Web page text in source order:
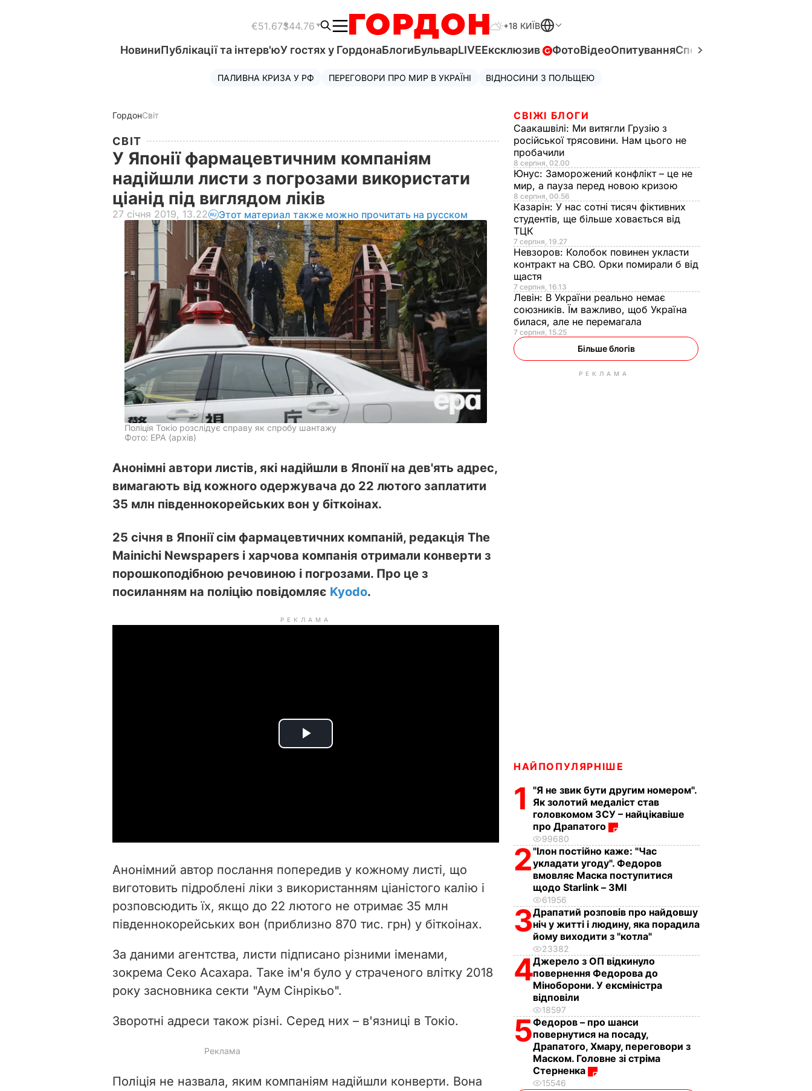
€51.67$44.76 +18 КИЇВ
НовиниПублікації та інтерв'юУ гостях у ГордонаБлогиБульварLIVEЕксклюзив ФотоВідеоОпитуванняСпецпроєкти
ПАЛИВНА КРИЗА У РФ ПЕРЕГОВОРИ ПРО МИР В УКРАЇНІ ВІДНОСИНИ З ПОЛЬЩЕЮ
ГордонСвіт
СВІТ
У Японії фармацевтичним компаніям
надійшли листи з погрозами використати
ціанід під виглядом ліків
27 січня 2019, 13.22 Этот материал также можно прочитать на русском
Поліція Токіо розслідує справу як спробу шантажу
Фото: ЕРА (архів)
Анонімні автори листів, які надійшли в Японії на дев'ять адрес,
вимагають від кожного одержувача до 22 лютого заплатити
35 млн південнокорейських вон у біткоінах.
25 січня в Японії сім фармацевтичних компаній, редакція The
Mainichi Newspapers і харчова компанія отримали конверти з
порошкоподібною речовиною і погрозами. Про це з
посиланням на поліцію повідомляє Kyodo.
РЕКЛАМА
P
i
d
o
Анонімний автор послання попередив у кожному листі, що
виготовить підроблені ліки з використанням ціаністого калію і
розповсюдить їх, якщо до 22 лютого не отримає 35 млн
південнокорейських вон (приблизно 870 тис. грн) у біткоінах.
За даними агентства, листи підписано різними іменами,
зокрема Секо Асахара. Таке ім'я було у страченого влітку 2018
року засновника секти "Аум Сінрікьо".
Зворотні адреси також різні. Серед них – в'язниці в Токіо.
Поліція не назвала, яким компаніям надійшли конверти. Вона
СВІЖІ БЛОГИ
Саакашвілі: Ми витягли Грузію з
російської трясовини. Нам цього не
пробачили
8 серпня, 02.00
Юнус: Заморожений конфлікт – це не
мир, а пауза перед новою кризою
8 серпня, 00.56
Казарін: У нас сотні тисяч фіктивних
студентів, ще більше ховається від
ТЦК
7 серпня, 19.27
Невзоров: Колобок повинен укласти
контракт на СВО. Орки помирали б від
щастя
7 серпня, 16.13
Левін: В України реально немає
союзників. Їм важливо, щоб Україна
билася, але не перемагала
7 серпня, 15.25
Більше блогів
РЕКЛАМА
НАЙПОПУЛЯРНІШЕ
1
"Я не звик бути другим номером".
Як золотий медаліст став
головкомом ЗСУ – найцікавіше
про Драпатого
99680
2"Ілон постійно каже: "Час
укладати угоду". Федоров
вмовляє Маска поступитися
щодо Starlink – ЗМІ
61956
3Драпатий розповів про найдовшу
ніч у житті і людину, яка порадила
йому виходити з "котла"
23382
4Джерело з ОП відкинуло
повернення Федорова до
Міноборони. У ексміністра
відповіли
18597
5Федоров – про шанси
повернутися на посаду,
Драпатого, Хмару, переговори з
Маском. Головне зі стріма
Стерненка
15546